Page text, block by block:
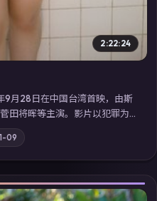
2:22:24
月28日在中国台湾首映，由斯
田将晖等主演。影片以犯罪为
灰色产业链；摄影与配乐强化
费观看高清电视剧在线看」延
在线追剧体验。
09